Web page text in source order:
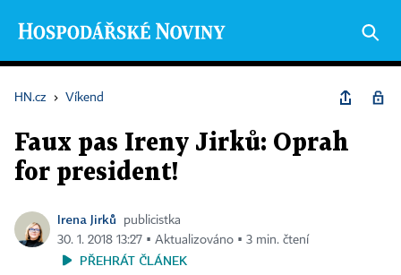
HN.cz › Víkend
Faux pas Ireny Jirků: Oprah
for president!
Irena Jirků
publicistka
30. 1. 2018 13:27 ▪ Aktualizováno ▪ 3 min. čtení
PŘEHRÁT ČLÁNEK